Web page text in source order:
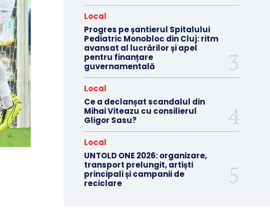
Local
Progres pe șantierul Spitalului
Pediatric Monobloc din Cluj: ritm
avansat al lucrărilor și apel
pentru finanțare
guvernamentală
Local
Ce a declanșat scandalul din
Mihai Viteazu cu consilierul
Gligor Sasu?
Local
UNTOLD ONE 2026: organizare,
transport prelungit, artiști
principali și campanii de
reciclare